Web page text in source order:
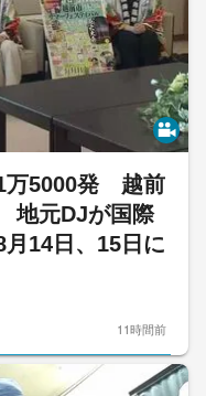
万5000発 越前
地元DJが国際
14日、15日に
11時間前